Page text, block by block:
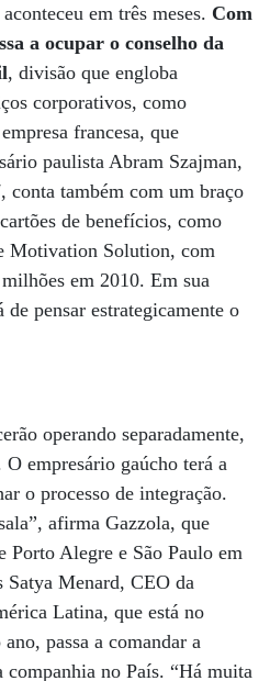
em três meses. Com
a ocupar o conselho da
, divisão que engloba
corporativos, como
francesa, que
paulista Abram Szajman,
conta também com um braço
de benefícios, como
Motivation Solution, com
em 2010. Em sua
pensar estrategicamente o
operando separadamente,
empresário gaúcho terá a
o processo de integração.
afirma Gazzola, que
Porto Alegre e São Paulo em
Satya Menard, CEO da
Latina, que está no
passa a comandar a
no País. “Há muita